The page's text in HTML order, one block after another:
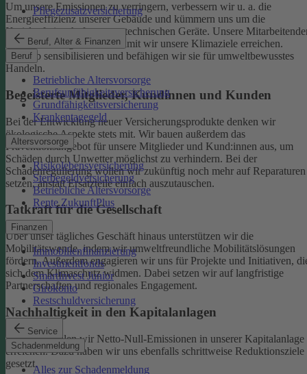
Pflegezusatzversicherung
Beruf, Alter & Finanzen
Beruf
Betriebliche Altersvorsorge
Berufsunfähigkeitsversicherung
Grundfähigkeitsversicherung
Krankentagegeld
Altersvorsorge
Risikolebensversicherung
Sterbegeldversicherung
Betriebliche Altersvorsorge
Rente ZukunftPlus
Finanzen
Immobilienfinanzierung
Investmentfonds
SmartInvest Junior
Girokonto
Restschuldversicherung
Service
Schadenmeldung
Alles zur Schadenmeldung
Um unsere Emissionen zu verringern, verbessern wir u. a. die
Energieeffizienz unserer Gebäude und kümmern uns um die
Kreislaufwirtschaft unserer technischen Geräte. Unsere
sind ein wichtiger Hebel, damit wir unsere Klimaziele erreichen.
Deshalb sensibilisieren und befähigen wir sie für umweltbewusstes
Handeln.
Begeisterte Mitglieder, Kundinnen und Kunden
Bei der Entwicklung neuer Versicherungsprodukte denken wir
ökologische Aspekte stets mit. Wir bauen außerdem das
Präventionsangebot für unsere Mitglieder und Kund:innen aus, um
Schäden durch Unwetter möglichst zu verhindern. Bei der
Schadenregulierung wollen wir zukünftig noch mehr auf Reparaturen
setzen, anstatt Ersatzteile einfach auszutauschen.
Tatkraft für die Gesellschaft
Über unser tägliches Geschäft hinaus unterstützen wir die
Mobilitätswende, indem wir umweltfreundliche Mobilitätslösungen
fördern. Außerdem engagieren wir uns für Projekte und Initiativen,
sich dem Klimaschutz widmen. Dabei setzen wir auf langfristige
Partnerschaften und regionales Engagement.
Nachhaltigkeit in den Kapitalanlagen
Bis 2050 wollen wir Netto-Null-Emissionen in unserer Kapitalanlage
erreichen. Dazu haben wir uns ebenfalls schrittweise Reduktionsziele
gesetzt.